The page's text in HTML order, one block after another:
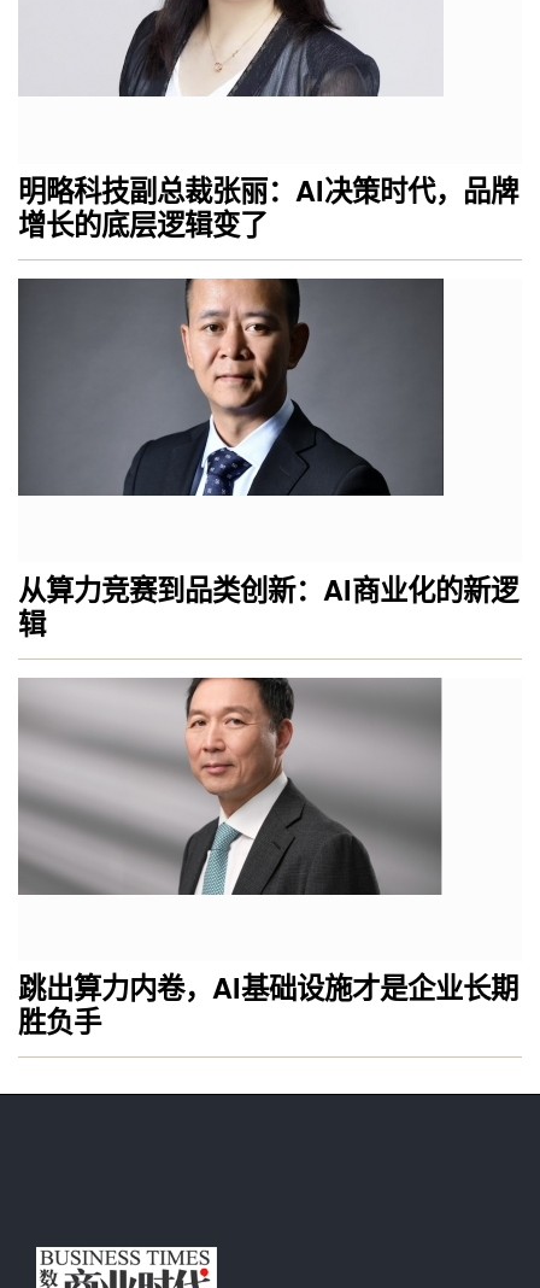
明略科技副总裁张丽：AI决策时代，品牌
增长的底层逻辑变了
从算力竞赛到品类创新：AI商业化的新逻
辑
跳出算力内卷，AI基础设施才是企业长期
胜负手